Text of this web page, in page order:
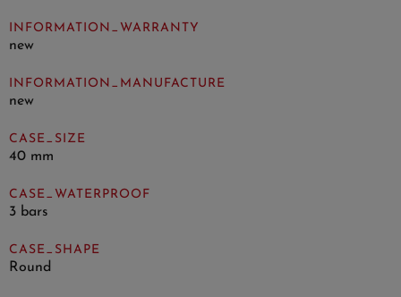
INFORMATION_WARRANTY
new
INFORMATION_MANUFACTURE
new
CASE_SIZE
40 mm
CASE_WATERPROOF
3 bars
CASE_SHAPE
Round